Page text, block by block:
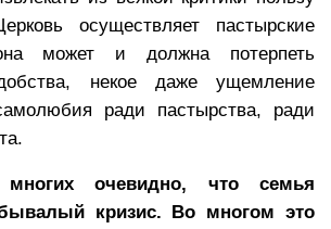
осуществляет пастырские
может и должна потерпеть
некое даже ущемление
ради пастырства, ради
очевидно, что семья
кризис. Во многом это